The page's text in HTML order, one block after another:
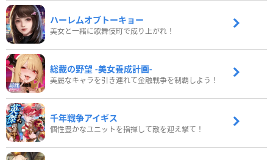
ハーレムオブトーキョー
美女と一緒に歌舞伎町で成り上がれ！
総裁の野望 -美女養成計画-
美麗なキャラを引き連れて金融戦争を制覇しよう！
千年戦争アイギス
個性豊かなユニットを指揮して敵を迎え撃て！